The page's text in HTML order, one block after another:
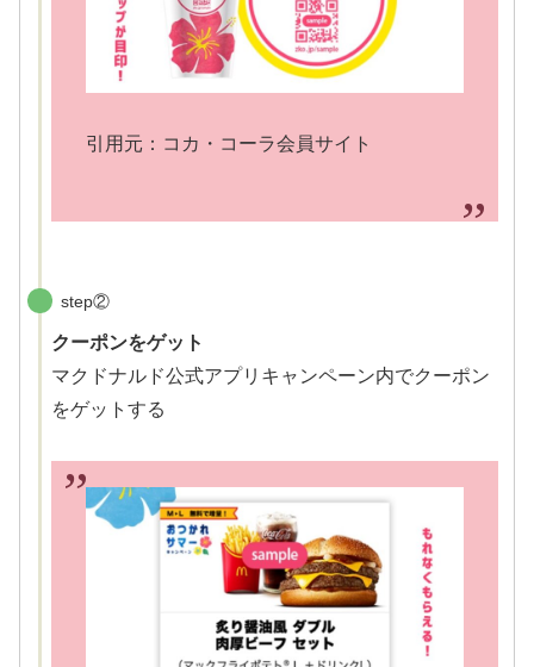
引用元：コカ・コーラ会員サイト
step②
クーポンをゲット
マクドナルド公式アプリキャンペーン内でクーポン
をゲットする